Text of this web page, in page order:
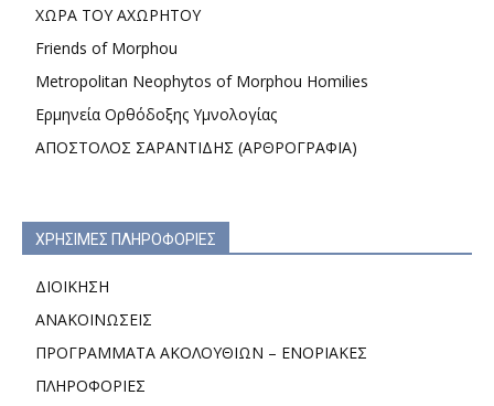
ΧΩΡΑ ΤΟΥ ΑΧΩΡΗΤΟΥ
Friends of Morphou
Metropolitan Neophytos of Morphou Homilies
Ερμηνεία Ορθόδοξης Υμνολογίας
ΑΠΟΣΤΟΛΟΣ ΣΑΡΑΝΤΙΔΗΣ (ΑΡΘΡΟΓΡΑΦΙΑ)
ΧΡΗΣΙΜΕΣ ΠΛΗΡΟΦΟΡΙΕΣ
ΔΙΟΙΚΗΣΗ
ΑΝΑΚΟΙΝΩΣΕΙΣ
ΠΡΟΓΡΑΜΜΑΤΑ ΑΚΟΛΟΥΘΙΩΝ – ΕΝΟΡΙΑΚΕΣ
ΠΛΗΡΟΦΟΡΙΕΣ